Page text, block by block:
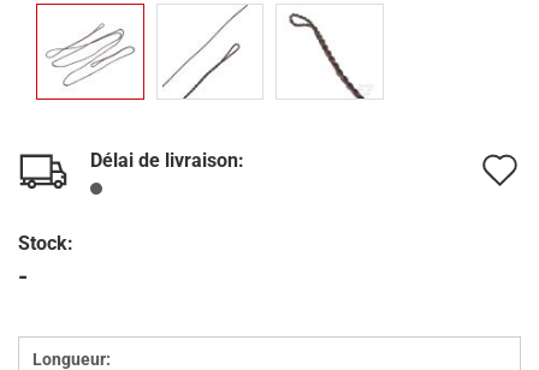
Délai de livraison:
Stock:
-
Longueur: